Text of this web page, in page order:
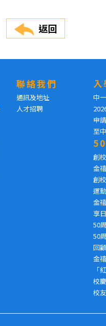
返回
聯絡我們
通訊及地址
人才招聘
入
中
申
至
創
金
創
運
金
享日
50
50
回顧
金
「
校
校